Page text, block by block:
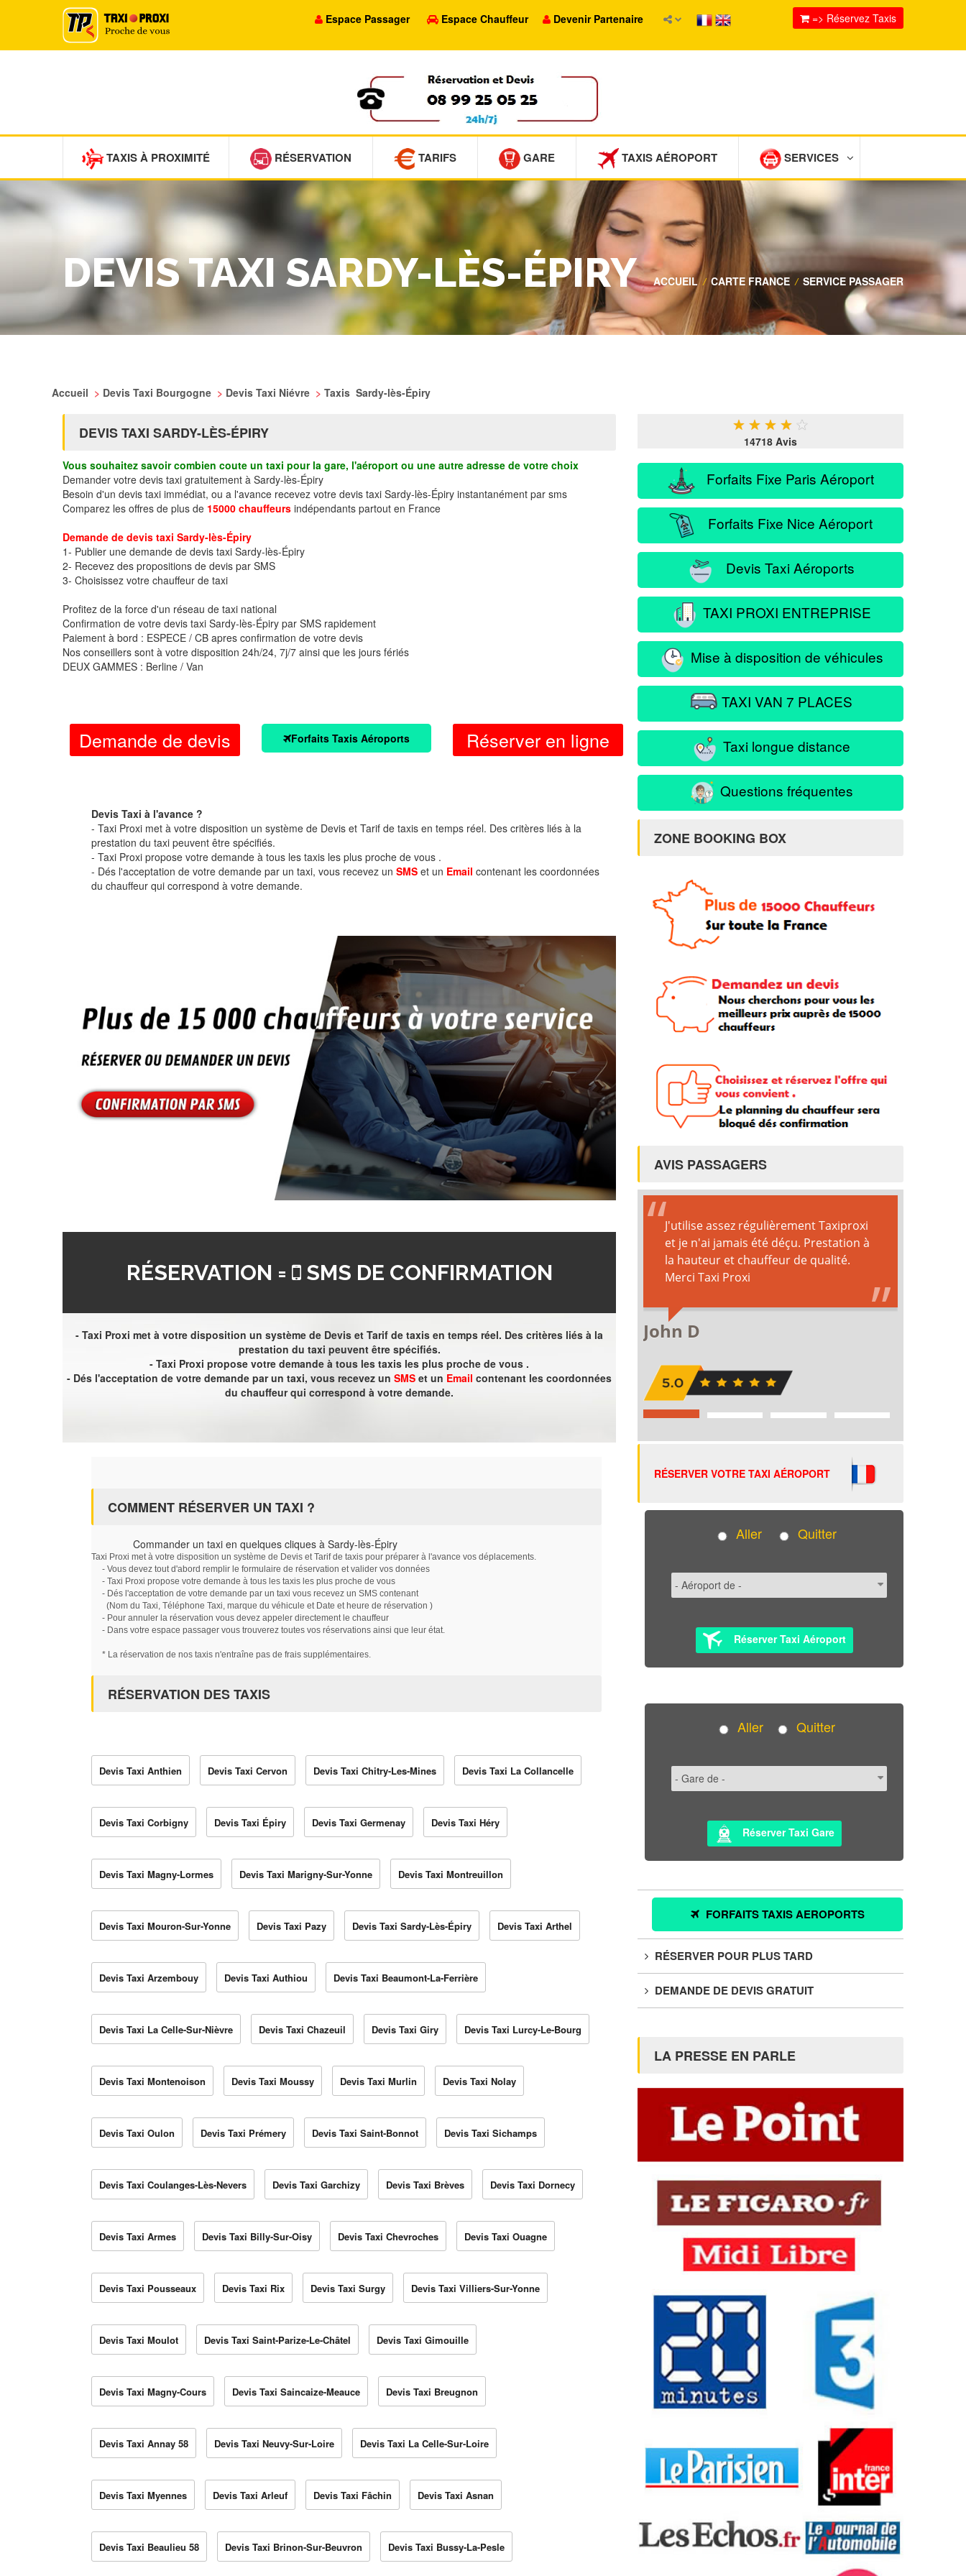
Espace Passager Espace Chauffeur Devenir Partenaire => Réservez Taxis
TAXIS À PROXIMITÉ RÉSERVATION TARIFS GARE TAXIS AÉROPORT SERVICES
DEVIS TAXI SARDY-LÈS-ÉPIRY ACCUEIL / CARTE FRANCE / SERVICE PASSAGER
Accueil > Devis Taxi Bourgogne > Devis Taxi Niévre > Taxis Sardy-lès-Épiry
DEVIS TAXI SARDY-LÈS-ÉPIRY
Vous souhaitez savoir combien coute un taxi pour la gare, l'aéroport ou une autre adresse de votre choix
Demander votre devis taxi gratuitement à Sardy-lès-Épiry
Besoin d'un devis taxi immédiat, ou a l'avance recevez votre devis taxi Sardy-lès-Épiry instantanément par sms
Comparez les offres de plus de 15000 chauffeurs indépendants partout en France
Demande de devis taxi Sardy-lès-Épiry
1- Publier une demande de devis taxi Sardy-lès-Épiry
2- Recevez des propositions de devis par SMS
3- Choisissez votre chauffeur de taxi
Profitez de la force d'un réseau de taxi national
Confirmation de votre devis taxi Sardy-lès-Épiry par SMS rapidement
Paiement à bord : ESPECE / CB apres confirmation de votre devis
Nos conseillers sont à votre disposition 24h/24, 7j/7 ainsi que les jours fériés
DEUX GAMMES : Berline / Van
Demande de devis Forfaits Taxis Aéroports Réserver en ligne
Devis Taxi à l'avance ?
- Taxi Proxi met à votre disposition un système de Devis et Tarif de taxis en temps réel. Des critères liés à la
prestation du taxi peuvent être spécifiés.
- Taxi Proxi propose votre demande à tous les taxis les plus proche de vous .
- Dés l'acceptation de votre demande par un taxi, vous recevez un SMS et un Email contenant les coordonnées
du chauffeur qui correspond à votre demande.
RÉSERVATION = SMS DE CONFIRMATION
- Taxi Proxi met à votre disposition un système de Devis et Tarif de taxis en temps réel. Des critères liés à la
prestation du taxi peuvent être spécifiés.
- Taxi Proxi propose votre demande à tous les taxis les plus proche de vous .
- Dés l'acceptation de votre demande par un taxi, vous recevez un SMS et un Email contenant les coordonnées
du chauffeur qui correspond à votre demande.
COMMENT RÉSERVER UN TAXI ?
Commander un taxi en quelques cliques à Sardy-lès-Épiry
Taxi Proxi met à votre disposition un système de Devis et Tarif de taxis pour préparer à l'avance vos déplacements.
- Vous devez tout d'abord remplir le formulaire de réservation et valider vos données
- Taxi Proxi propose votre demande à tous les taxis les plus proche de vous
- Dés l'acceptation de votre demande par un taxi vous recevez un SMS contenant
(Nom du Taxi, Téléphone Taxi, marque du véhicule et Date et heure de réservation )
- Pour annuler la réservation vous devez appeler directement le chauffeur
- Dans votre espace passager vous trouverez toutes vos réservations ainsi que leur état.
* La réservation de nos taxis n'entraîne pas de frais supplémentaires.
RÉSERVATION DES TAXIS
Devis Taxi Anthien Devis Taxi Cervon Devis Taxi Chitry-Les-Mines Devis Taxi La Collancelle
Devis Taxi Corbigny Devis Taxi Épiry Devis Taxi Germenay Devis Taxi Héry
Devis Taxi Magny-Lormes Devis Taxi Marigny-Sur-Yonne Devis Taxi Montreuillon
Devis Taxi Mouron-Sur-Yonne Devis Taxi Pazy Devis Taxi Sardy-Lès-Épiry Devis Taxi Arthel
Devis Taxi Arzembouy Devis Taxi Authiou Devis Taxi Beaumont-La-Ferrière
Devis Taxi La Celle-Sur-Nièvre Devis Taxi Chazeuil Devis Taxi Giry Devis Taxi Lurcy-Le-Bourg
Devis Taxi Montenoison Devis Taxi Moussy Devis Taxi Murlin Devis Taxi Nolay
Devis Taxi Oulon Devis Taxi Prémery Devis Taxi Saint-Bonnot Devis Taxi Sichamps
Devis Taxi Coulanges-Lès-Nevers Devis Taxi Garchizy Devis Taxi Brèves Devis Taxi Dornecy
Devis Taxi Armes Devis Taxi Billy-Sur-Oisy Devis Taxi Chevroches Devis Taxi Ouagne
Devis Taxi Pousseaux Devis Taxi Rix Devis Taxi Surgy Devis Taxi Villiers-Sur-Yonne
Devis Taxi Moulot Devis Taxi Saint-Parize-Le-Châtel Devis Taxi Gimouille
Devis Taxi Magny-Cours Devis Taxi Saincaize-Meauce Devis Taxi Breugnon
Devis Taxi Annay 58 Devis Taxi Neuvy-Sur-Loire Devis Taxi La Celle-Sur-Loire
Devis Taxi Myennes Devis Taxi Arleuf Devis Taxi Fâchin Devis Taxi Asnan
Devis Taxi Beaulieu 58 Devis Taxi Brinon-Sur-Beuvron Devis Taxi Bussy-La-Pesle
★ ★ ★ ★ ★
14718 Avis
Forfaits Fixe Paris Aéroport
Forfaits Fixe Nice Aéroport
Devis Taxi Aéroports
TAXI PROXI ENTREPRISE
Mise à disposition de véhicules
TAXI VAN 7 PLACES
Taxi longue distance
Questions fréquentes
ZONE BOOKING BOX
AVIS PASSAGERS
RÉSERVER VOTRE TAXI AÉROPORT
Aller Quitter
Réserver Taxi Aéroport
Aller Quitter
Réserver Taxi Gare
FORFAITS TAXIS AEROPORTS
RÉSERVER POUR PLUS TARD
DEMANDE DE DEVIS GRATUIT
LA PRESSE EN PARLE